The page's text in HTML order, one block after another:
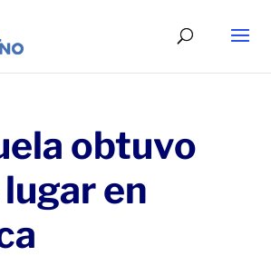
obtuvo
en